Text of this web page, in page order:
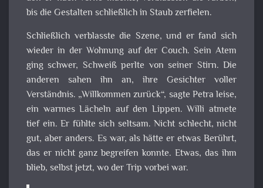
bis die Gestalten schließlich in Staub zerfielen.
Schließlich verblasste die Szene, und er fand sich
wieder in der Wohnung auf der Couch. Sein Atem
ging schwer, Schweiß perlte von seiner Stirn. Die
anderen sahen ihn an, ihre Gesichter voller
Verständnis. „Willkommen zurück“, sagte Petra leise,
ein warmes Lächeln auf den Lippen. Willi atmete
tief ein. Er fühlte sich seltsam. Nicht schlecht, nicht
gut, aber anders. Es war, als hätte er etwas Berührt,
das er nicht ganz begreifen konnte. Etwas, das ihm
blieb, selbst jetzt, wo der Trip vorbei war.